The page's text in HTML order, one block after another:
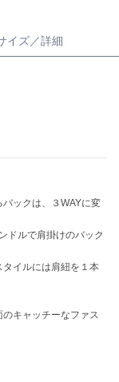
イズ／詳細
ックは、３WAYに変
ドルで肩掛けのバック
イルには肩紐を１本
キャッチーなファス